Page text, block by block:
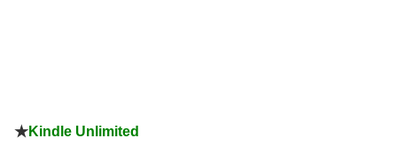
★Kindle Unlimited